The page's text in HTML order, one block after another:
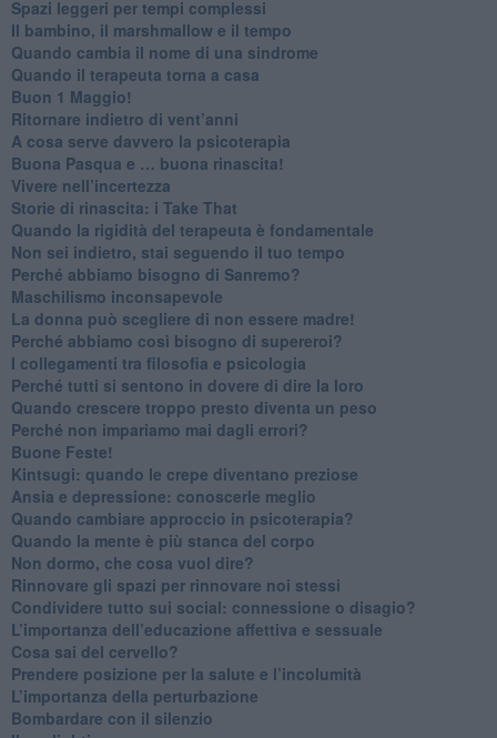
Spazi leggeri per tempi complessi
Il bambino, il marshmallow e il tempo
​Quando cambia il nome di una sindrome
​Quando il terapeuta torna a casa
​Buon 1 Maggio!
Ritornare indietro di vent’anni
​A cosa serve davvero la psicoterapia
​Buona Pasqua e … buona rinascita!
​Vivere nell’incertezza
​Storie di rinascita: i Take That
​Quando la rigidità del terapeuta è fondamentale
​Non sei indietro, stai seguendo il tuo tempo
​Perché abbiamo bisogno di Sanremo?
​Maschilismo inconsapevole
​La donna può scegliere di non essere madre!
​Perché abbiamo così bisogno di supereroi?
​I collegamenti tra filosofia e psicologia
​Perché tutti si sentono in dovere di dire la loro
​Quando crescere troppo presto diventa un peso
​Perché non impariamo mai dagli errori?
​Buone Feste!
​Kintsugi: quando le crepe diventano preziose
Ansia e depressione: conoscerle meglio
Quando cambiare approccio in psicoterapia?
​Quando la mente è più stanca del corpo
Non dormo, che cosa vuol dire?
​Rinnovare gli spazi per rinnovare noi stessi
​Condividere tutto sui social: connessione o disagio?
​L’importanza dell’educazione affettiva e sessuale
​Cosa sai del cervello?
Prendere posizione per la salute e l’incolumità
L’importanza della perturbazione
​Bombardare con il silenzio